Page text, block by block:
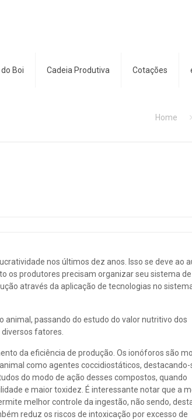
Boi Cadeia Produtiva Cotações
Home
nos últimos dez anos. Isso se deve ao
os produtores precisam organizar seu sistema de
através da aplicação de tecnologias no
passando do estudo do valor nutritivo dos
fatores.
da eficiência de produção. Os ionóforos são
como agentes coccidiostáticos, destacando-
do modo de ação desses compostos, quando
e maior toxidez. É interessante notar que a
melhor controle da ingestão, não sendo,
reduz os riscos de intoxicação por excesso de